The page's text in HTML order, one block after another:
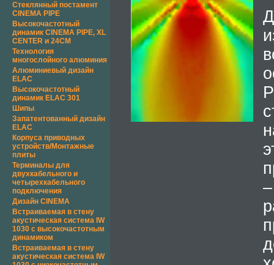
Стеклянный постамент
CINEMA PIPE
Высокочастотный
динамик CINEMA PIPE, XL
CENTER и 24CM
Технология
многослойного алюминия
Алюминиевый дизайн
ELAC
Высокочастотный
динамик ELAC 301
Шипы
Запатентованный дизайн
ELAC
Корпуса приводных
устройств/Монтажные
плиты
Терминалы для
двухкабельного и
четырехкабельного
подключения
Дизайн CINEMA
Встраиваемая в стену
акустическая система IW
1030 с высокочастотным
динамиком
Встраиваемая в стену
акустическая система IW